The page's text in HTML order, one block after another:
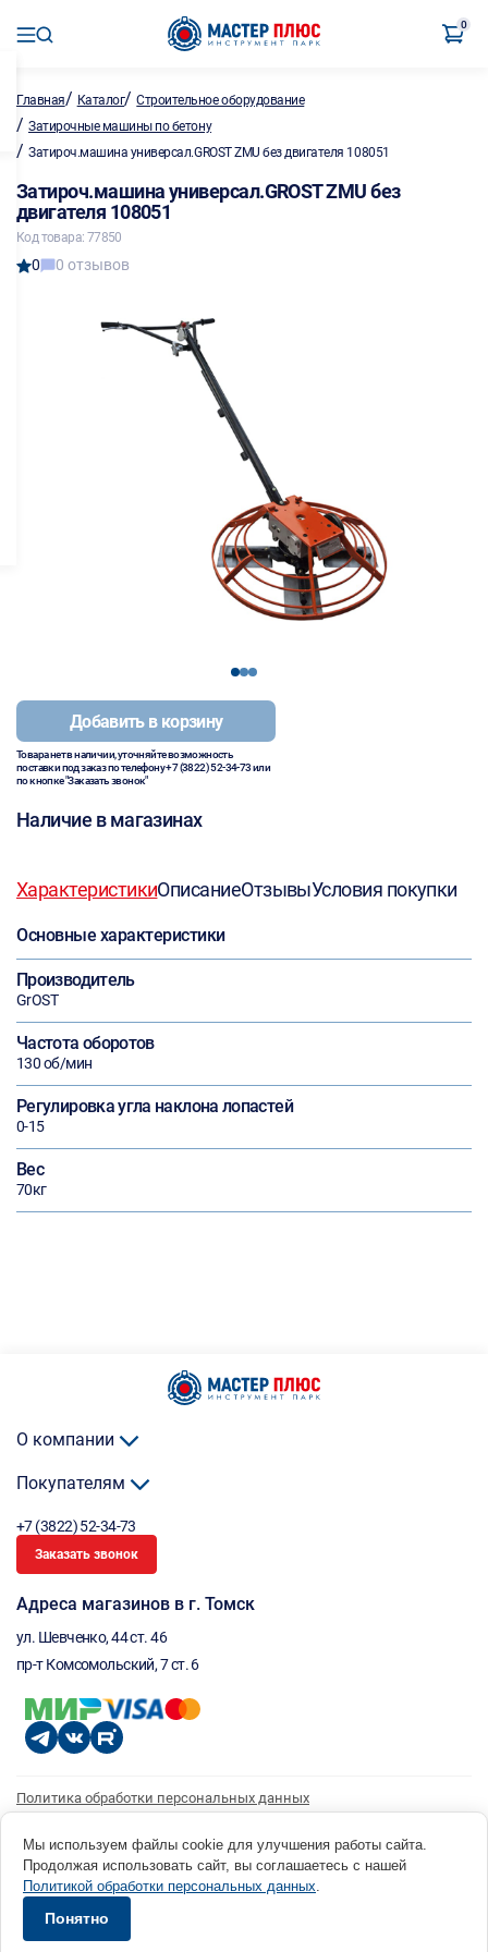
0
Главная/ Каталог/Строительное оборудование
/ Затирочные машины по бетону
/ Затироч.машина универсал.GROST ZMU без двигателя 108051
Затироч.машина универсал.GROST ZMU без
двигателя 108051
Код товара: 77850
0 0 отзывов
123
Добавить в корзину
Товара нет в наличии, уточняйте возможность
поставки под заказ по телефону+7 (3822) 52-34-73или
по кнопке "Заказать звонок"
Наличие в магазинах
ХарактеристикиОписаниеОтзывыУсловия покупки
Основные характеристики
Производитель
GrOST
Частота оборотов
130 об/мин
Регулировка угла наклона лопастей
0-15
Вес
70кг
О компании
Покупателям
+7 (3822) 52-34-73
Заказать звонок
Адреса магазинов в г. Томск
ул. Шевченко, 44 ст. 46
пр-т Комсомольский, 7 ст. 6
Политика обработки персональных данных
Согласие на получение рассылки
© 1996 - 2026 инструмент парк «Мастер Плюс» Россия, г. Томск, ул. Шевченко, 44 ст. 46, (3822) 52-34-
73 okp@masterplus.tomsk.ru ИП Брусницын Д.Н. ИНН 701700002741
Мы используем файлы cookie для улучшения работы сайта.
Продолжая использовать сайт, вы соглашаетесь с нашей
Политикой обработки персональных данных.
Понятно